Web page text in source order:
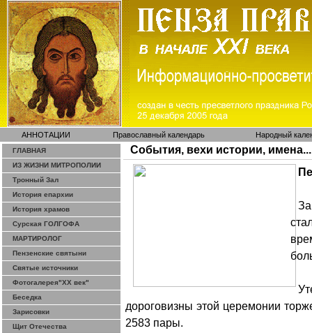
АННОТАЦИИ Православный календарь Народный
ГЛАВНАЯ
ИЗ ЖИЗНИ МИТРОПОЛИИ
Тронный Зал
История епархии
История храмов
Сурская ГОЛГОФА
МАРТИРОЛОГ
Пензенские святыни
Святые источники
Фотогалерея"ХХ век"
Беседка
Зарисовки
Щит Отечества
События, вехи истории, имена...
дороговизны этой церемонии
2583 пары.